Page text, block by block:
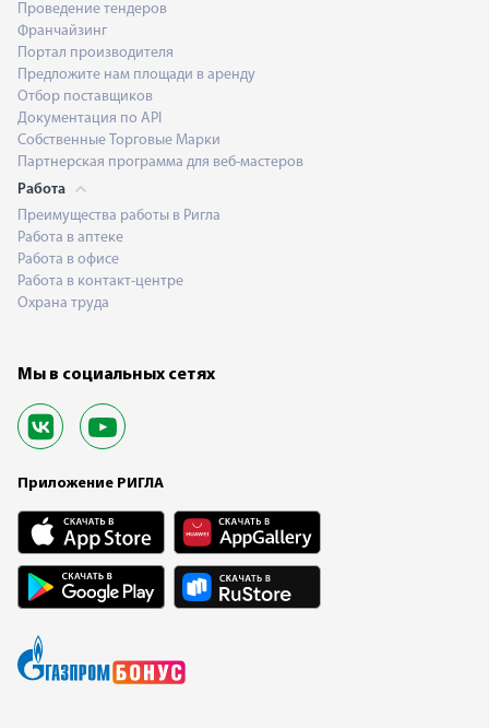
Проведение тендеров
Франчайзинг
Портал производителя
Предложите нам площади в аренду
Отбор поставщиков
Документация по API
Собственные Торговые Марки
Партнерская программа для веб-мастеров
Работа
Преимущества работы в Ригла
Работа в аптеке
Работа в офисе
Работа в контакт-центре
Охрана труда
Мы в социальных сетях
Приложение РИГЛА